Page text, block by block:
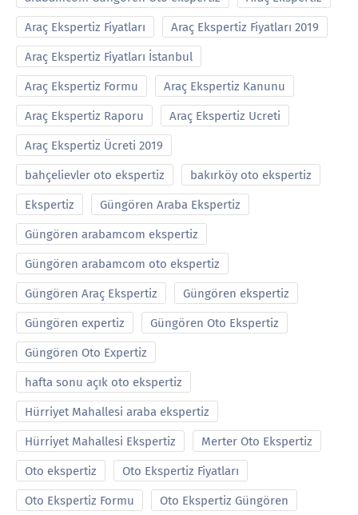
Araç Ekspertiz Fiyatları Araç Ekspertiz Fiyatları 2019
Araç Ekspertiz Fiyatları İstanbul
Araç Ekspertiz Formu Araç Ekspertiz Kanunu
Araç Ekspertiz Raporu Araç Ekspertiz Ucreti
Araç Ekspertiz Ücreti 2019
bahçelievler oto ekspertiz bakırköy oto ekspertiz
Ekspertiz Güngören Araba Ekspertiz
Güngören arabamcom ekspertiz
Güngören arabamcom oto ekspertiz
Güngören Araç Ekspertiz Güngören ekspertiz
Güngören expertiz Güngören Oto Ekspertiz
Güngören Oto Expertiz
hafta sonu açık oto ekspertiz
Hürriyet Mahallesi araba ekspertiz
Hürriyet Mahallesi Ekspertiz Merter Oto Ekspertiz
Oto ekspertiz Oto Ekspertiz Fiyatları
Oto Ekspertiz Formu Oto Ekspertiz Güngören